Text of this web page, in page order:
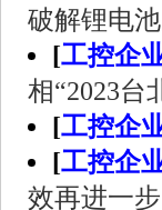
破解锂电
[工控企
相“2023台
[工控企
[工控企
效再进一步